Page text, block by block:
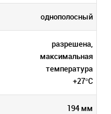
однополосный
разрешена,
максимальная
температура
+27°C
194 мм